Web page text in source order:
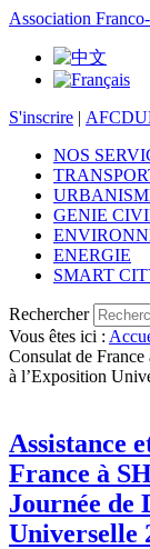
Association
S'inscrire |
NOS
GENIE
ENERGIE
SMART
Rechercher
Vous êtes ici :
Consulat de
à l’Exposition
Assistance
France à
Journée de
Universelle